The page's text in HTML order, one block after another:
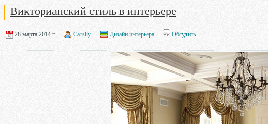
Викторианский стиль в интерьере
28 марта 2014 г. Carsliy Дизайн интерьера Обсудить